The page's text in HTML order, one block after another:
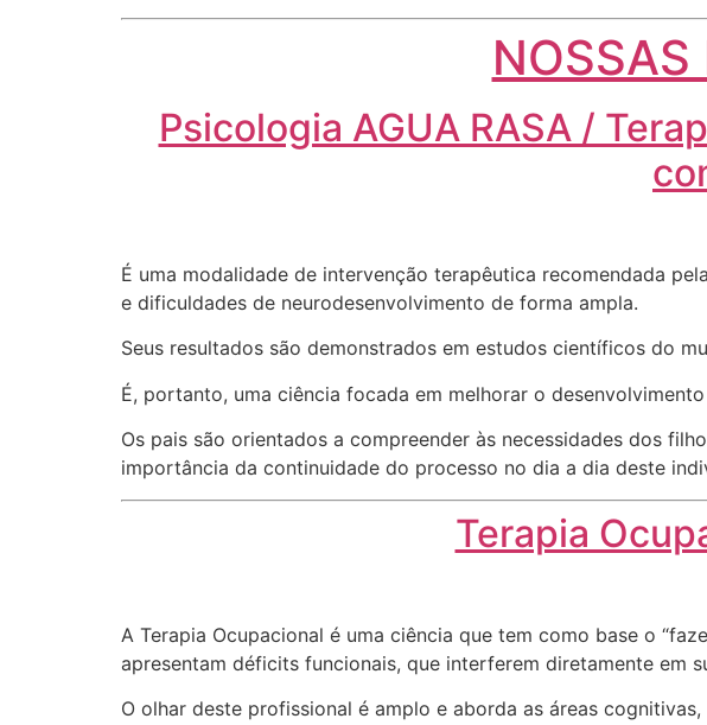
NOSSAS
Psicologia AGUA RASA /
É uma modalidade de intervenção terapêutica recomendada
e dificuldades de neurodesenvolvimento de forma ampla.
Seus resultados são demonstrados em estudos científicos do
É, portanto, uma ciência focada em melhorar o
Os pais são orientados a compreender às necessidades dos
importância da continuidade do processo no dia a dia deste
Terapia
A Terapia Ocupacional é uma ciência que tem como base o
apresentam déficits funcionais, que interferem diretamente em
O olhar deste profissional é amplo e aborda as áreas